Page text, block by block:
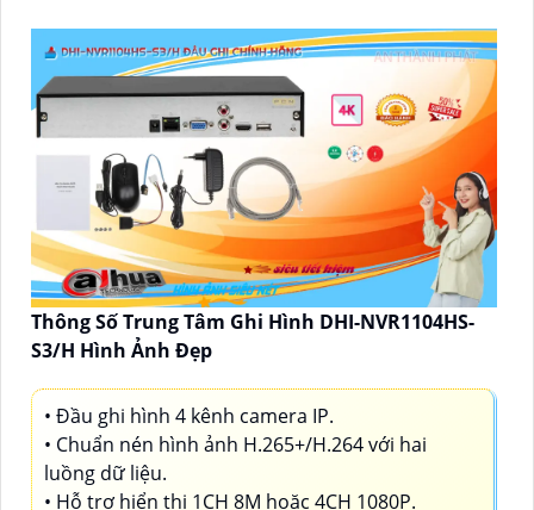
Thông Số Trung Tâm Ghi Hình DHI-NVR1104HS-
S3/H Hình Ảnh Đẹp
• Đầu ghi hình 4 kênh camera IP.
• Chuẩn nén hình ảnh H.265+/H.264 với hai
luồng dữ liệu.
• Hỗ trợ hiển thị 1CH 8M hoặc 4CH 1080P.